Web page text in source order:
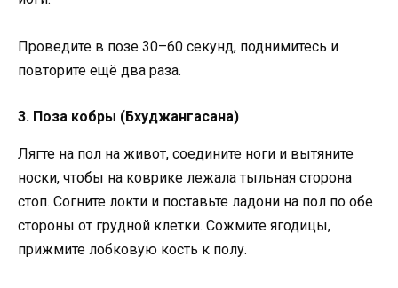
Проведите в позе 30–60 секунд, поднимитесь и
повторите ещё два раза.
3. Поза кобры (Бхуджангасана)
Лягте на пол на живот, соедините ноги и вытяните
носки, чтобы на коврике лежала тыльная сторона
стоп. Согните локти и поставьте ладони на пол по обе
стороны от грудной клетки. Сожмите ягодицы,
прижмите лобковую кость к полу.